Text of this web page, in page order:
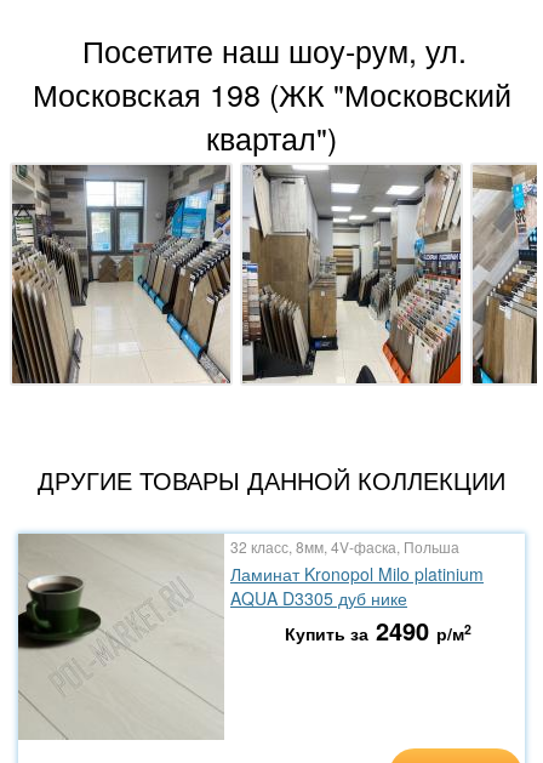
Посетите наш шоу-рум, ул.
Московская 198 (ЖК "Московский
квартал")
ДРУГИЕ ТОВАРЫ ДАННОЙ КОЛЛЕКЦИИ
32 класс, 8мм, 4V-фаска, Польша
Ламинат Kronopol Milo platinium
AQUA D3305 дуб нике
Купить за 2490 р/м2